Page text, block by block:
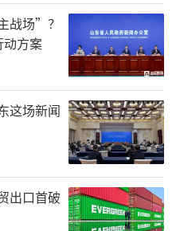
办到发展为如今的山
校建设了两个校区、
养了30多万名毕业
第一所、也是唯一
药为办学特色的民办
历程可谓一部鲜活生
战场”？
方案
这场新闻
出口首破